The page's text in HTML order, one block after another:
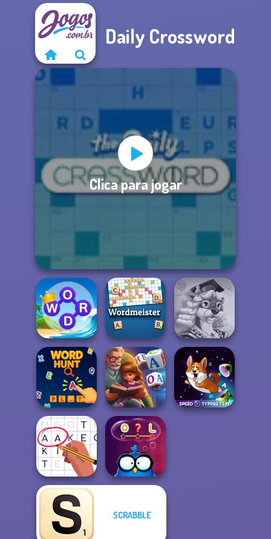
Daily Crossword
Clica para jogar
Word Connect
Puzzle
Wordmeister
Words With Prof.
Wisely
Word Hunt
Word Scramble:
Family Tales
Letters Match
SCRABBLE